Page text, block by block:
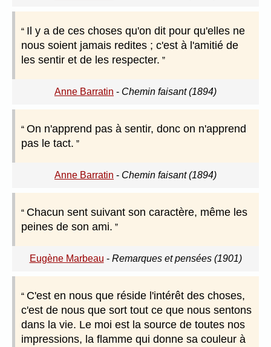
Il y a de ces choses qu'on dit pour qu'elles ne
nous soient jamais redites ; c'est à l'amitié de
les sentir et de les respecter.
Anne Barratin - Chemin faisant (1894)
On n'apprend pas à sentir, donc on n'apprend
pas le tact.
Anne Barratin - Chemin faisant (1894)
Chacun sent suivant son caractère, même les
peines de son ami.
Eugène Marbeau - Remarques et pensées (1901)
C'est en nous que réside l'intérêt des choses,
c'est de nous que sort tout ce que nous sentons
dans la vie. Le moi est la source de toutes nos
impressions, la flamme qui donne sa couleur à